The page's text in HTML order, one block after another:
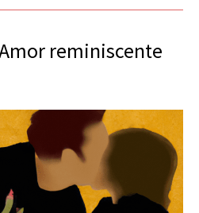
reminiscente